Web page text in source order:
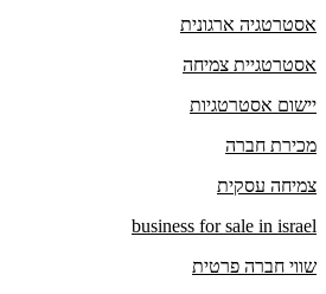
אסטרטגיה ארגונית
אסטרטגיית צמיחה
יישום אסטרטגיות
מכירת חברה
צמיחה עסקית
business for sale in israel
שווי חברה פרטית